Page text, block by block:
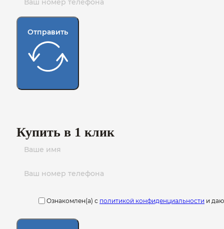
Отправить
Купить в 1 клик
Ознакомлен(а) с политикой конфиденциальности и